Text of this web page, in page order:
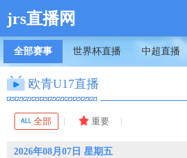
jrs直播网
全部赛事 世界杯直播 中超直播
欧青U17直播
2026年08月07日 星期五